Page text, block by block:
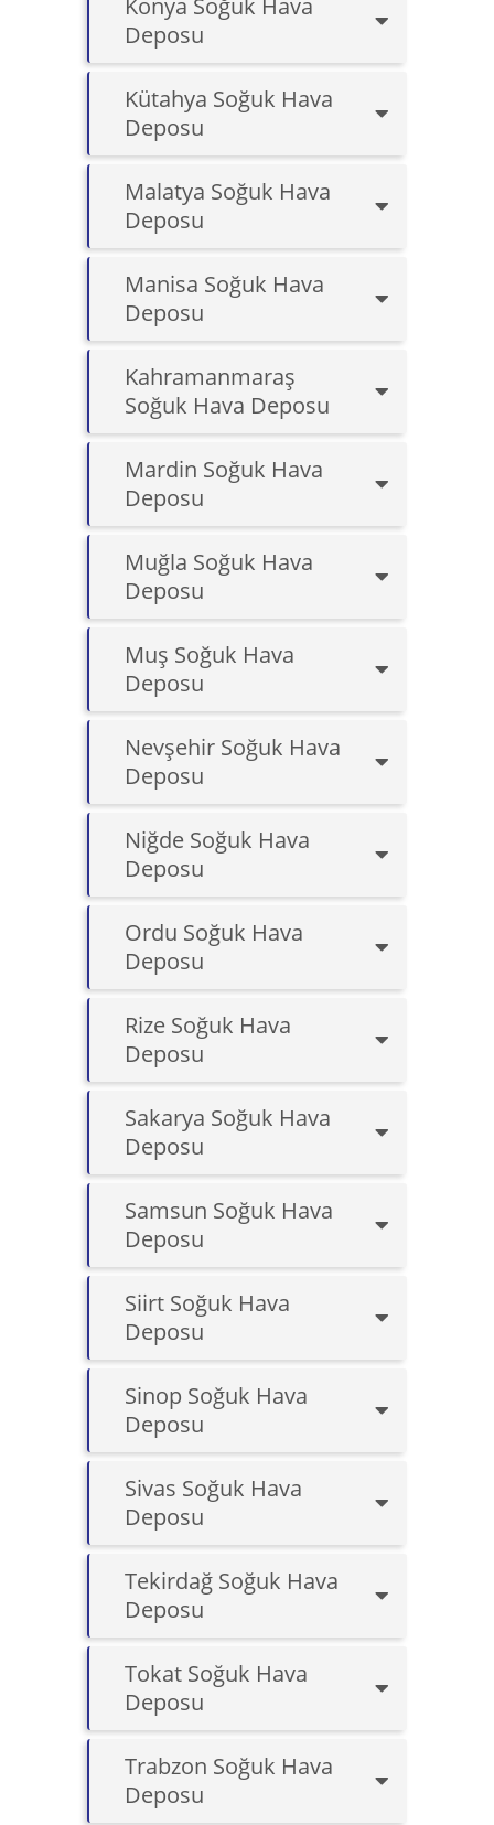
Konya Soğuk Hava
Deposu
Kütahya Soğuk Hava
Deposu
Malatya Soğuk Hava
Deposu
Manisa Soğuk Hava
Deposu
Kahramanmaraş
Soğuk Hava Deposu
Mardin Soğuk Hava
Deposu
Muğla Soğuk Hava
Deposu
Muş Soğuk Hava
Deposu
Nevşehir Soğuk Hava
Deposu
Niğde Soğuk Hava
Deposu
Ordu Soğuk Hava
Deposu
Rize Soğuk Hava
Deposu
Sakarya Soğuk Hava
Deposu
Samsun Soğuk Hava
Deposu
Siirt Soğuk Hava
Deposu
Sinop Soğuk Hava
Deposu
Sivas Soğuk Hava
Deposu
Tekirdağ Soğuk Hava
Deposu
Tokat Soğuk Hava
Deposu
Trabzon Soğuk Hava
Deposu